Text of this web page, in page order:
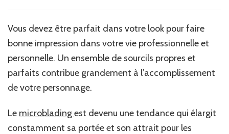
Vous devez être parfait dans votre look pour faire
bonne impression dans votre vie professionnelle et
personnelle. Un ensemble de sourcils propres et
parfaits contribue grandement à l’accomplissement
de votre personnage.
Le microbladingest devenu une tendance qui élargit
constamment sa portée et son attrait pour les